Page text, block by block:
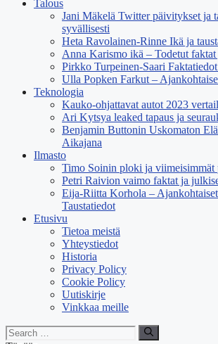
Talous
Jani Mäkelä Twitter päivitykset ja
syvällisesti
Heta Ravolainen-Rinne Ikä ja
Anna Karismo ikä – Todetut faktat
Pirkko Turpeinen-Saari
Ulla Popken Farkut –
Teknologia
Kauko-ohjattavat autot 2023
Ari Kytsya leaked tapaus ja
Benjamin Buttonin Uskomaton
Aikajana
Ilmasto
Timo Soinin ploki ja viimeisimmät
Petri Raivion vaimo faktat ja
Eija-Riitta Korhola –
Taustatiedot
Etusivu
Tietoa meistä
Yhteystiedot
Historia
Privacy Policy
Cookie Policy
Uutiskirje
Vinkkaa meille
Search